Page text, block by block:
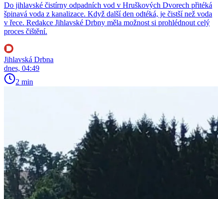
Do jihlavské čistírny odpadních vod v Hruškových Dvorech přitéká
špinavá voda z kanalizace. Když další den odtéká, je čistší než voda
v řece. Redakce Jihlavské Drbny měla možnost si prohlédnout celý
proces čištění.
Jihlavská Drbna
dnes, 04:49
2 min